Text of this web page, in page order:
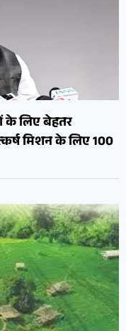
लिए बेहतर
मिशन के लिए 100